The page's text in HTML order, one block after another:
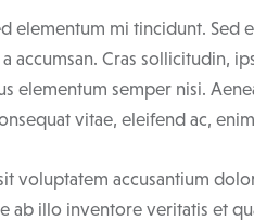
elementum mi tincidunt. Sed
accumsan. Cras sollicitudin,
elementum semper nisi.
vitae, eleifend ac,
voluptatem accusantium
ab illo inventore veritatis et